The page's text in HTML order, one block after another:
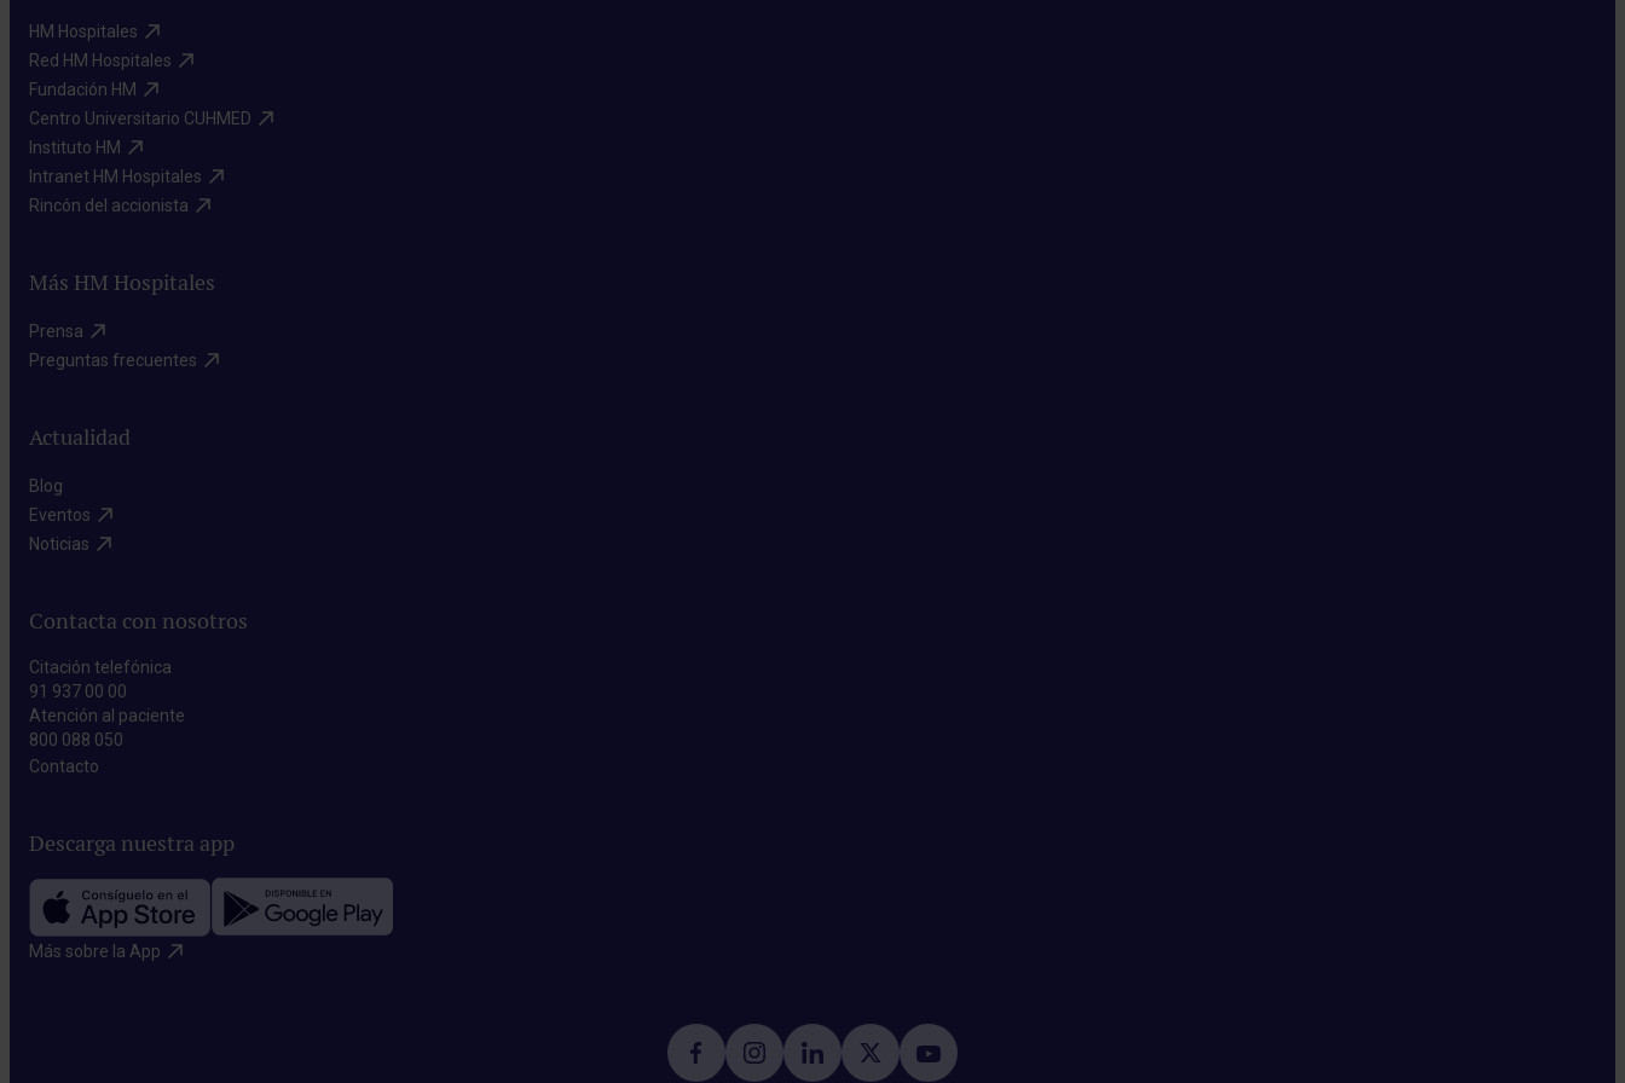
HM Hospitales​
Red HM Hospitales​
Fundación HM​
Centro Universitario CUHMED​
Instituto HM​
Intranet HM Hospitales​
Rincón del accionista​
Más HM Hospitales
Prensa​
Preguntas frecuentes​
Actualidad
Blog​
Eventos​
Noticias​
Contacta con nosotros
Citación telefónica
91 937 00 00
Atención al paciente
800 088 050
Contacto​
Descarga nuestra app
Más sobre la App​